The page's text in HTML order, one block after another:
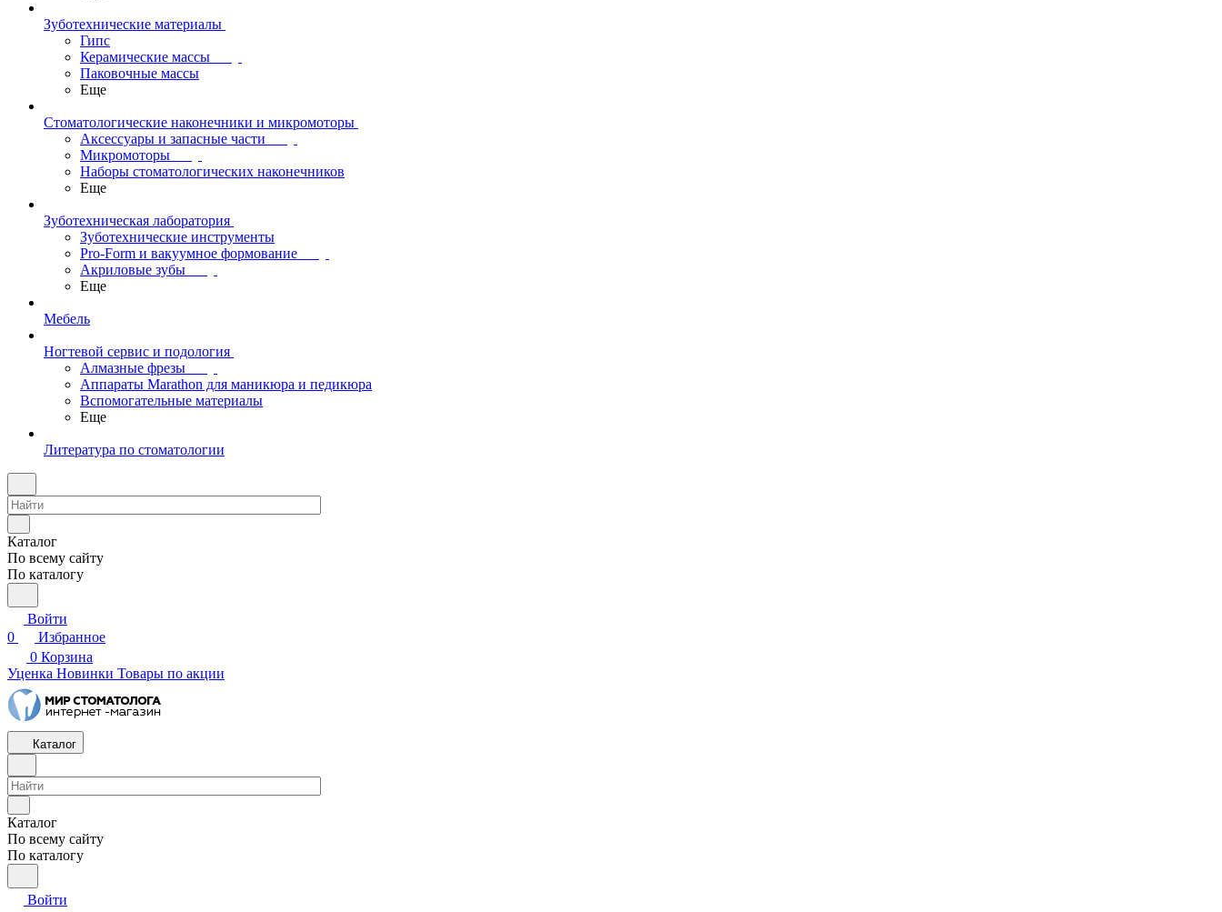
Зуботехнические материалы
Гипс
Керамические массы
Паковочные массы
Еще
Стоматологические наконечники и микромоторы
Аксессуары и запасные части
Микромоторы
Наборы стоматологических наконечников
Еще
Зуботехническая лаборатория
Зуботехнические инструменты
Pro-Form и вакуумное формование
Акриловые зубы
Еще
Мебель
Ногтевой сервис и подология
Алмазные фрезы
Аппараты Marathon для маникюра и педикюра
Вспомогательные материалы
Еще
Литература по стоматологии
Каталог
По всему сайту
По каталогу
Войти
0
Избранное
0 Корзина
Уценка Новинки Товары по акции
Каталог
Каталог
По всему сайту
По каталогу
Войти